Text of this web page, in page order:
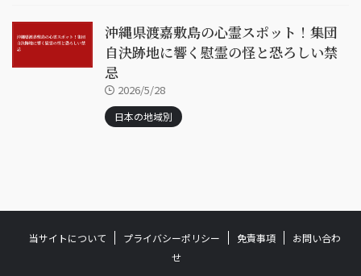
沖縄県渡嘉敷島の心霊スポット！集団
自決跡地に響く慰霊の怪と恐ろしい禁
忌
2026/5/28
日本の地域別
当サイトについて プライバシーポリシー 免責事項
お問い合わ
せ